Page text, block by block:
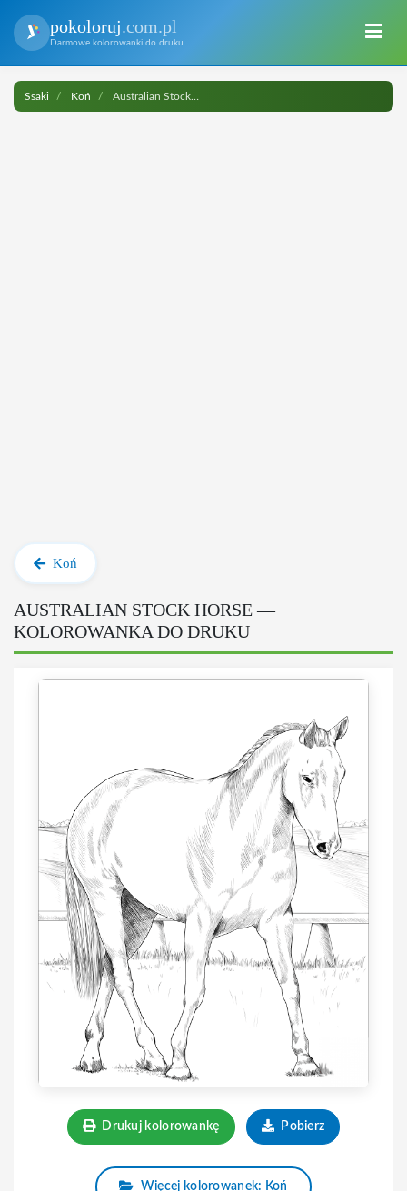
pokoloruj.com.pl
Darmowe kolorowanki do druku
Ssaki Koń Australian Stock Horse do druku
Koń
AUSTRALIAN STOCK HORSE —
KOLOROWANKA DO DRUKU
Drukuj kolorowankę Pobierz
Więcej kolorowanek: Koń